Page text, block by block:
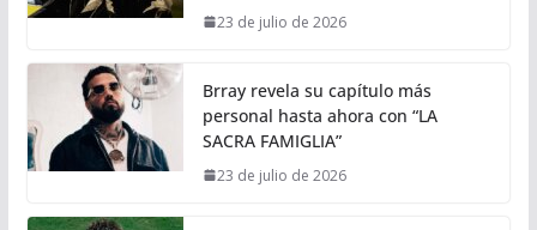
23 de julio de 2026
Brray revela su capítulo más
personal hasta ahora con “LA
SACRA FAMIGLIA”
23 de julio de 2026